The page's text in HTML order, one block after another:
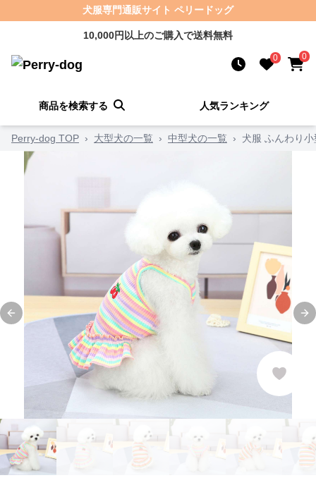
犬服専門通販サイト ペリードッグ
10,000円以上のご購入で送料無料
0 0
商品を検索する 人気ランキング
Perry-dog TOP › 大型犬の一覧 › 中型犬の一覧 › 犬服 ふんわり
Previous slide